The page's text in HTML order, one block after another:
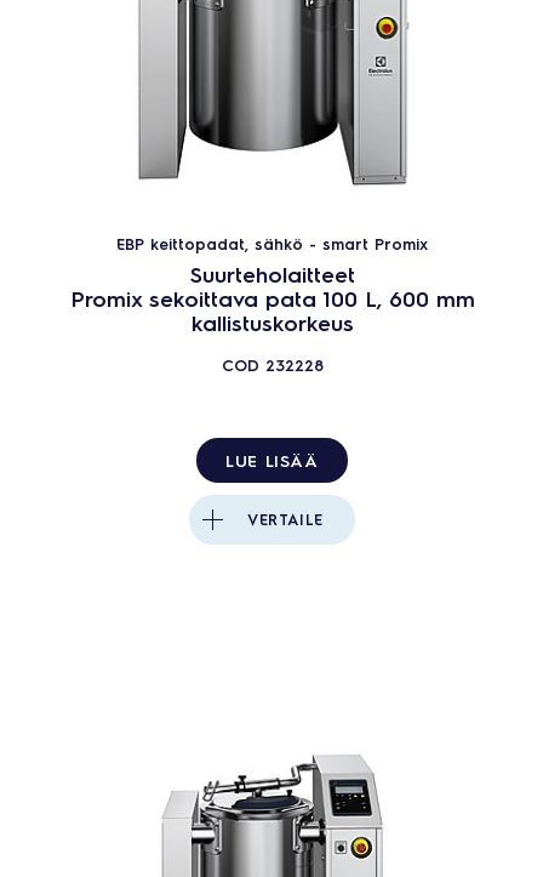
EBP keittopadat, sähkö - smart Promix
Suurteholaitteet
Promix sekoittava pata 100 L, 600 mm
kallistuskorkeus
COD 232228
LUE LISÄÄ
VERTAILE